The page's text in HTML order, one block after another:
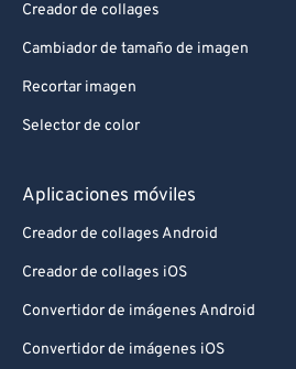
Creador de collages
Cambiador de tamaño de imagen
Recortar imagen
Selector de color
Aplicaciones móviles
Creador de collages Android
Creador de collages iOS
Convertidor de imágenes Android
Convertidor de imágenes iOS